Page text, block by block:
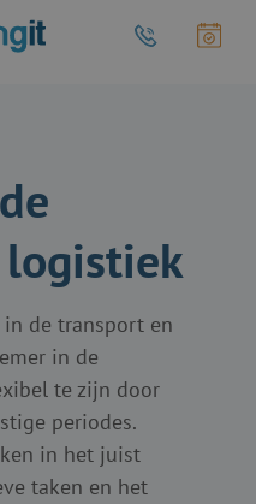
Logo Payingit Bel Payingit
de transport en
in de
te zijn door
periodes.
in het juist
taken en het